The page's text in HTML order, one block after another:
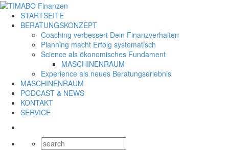
STARTSEITE
BERATUNGSKONZEPT
Coaching verbessert Dein Finanzverhalten
Planning macht Erfolg systematisch
Science als ökonomisches Fundament
MASCHINENRAUM
Experience als neues Beratungserlebnis
MASCHINENRAUM
PODCAST & NEWS
KONTAKT
SERVICE